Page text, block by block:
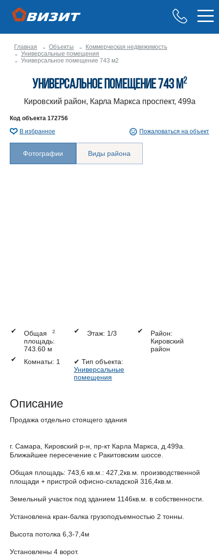
Главная Объекты
Коммерческая недвижимость
Универсальные помещения
Универсальное помещение 743 м2
Универсальное помещение 743 м2
Кировский район, Карла Маркса проспект, 499а
Код объекта 172756
В избранное
Пожаловаться на объект
Фотографии Виды района
✔
Общая
площадь:
743.60 м
2 ✔ Этаж: 1/3 ✔
Район:
Кировский
район
✔
Комнаты: 1 ✔ Тип объекта:
Универсальные
помещения
Описание
Продажа отдельно стоящего здания
г. Самара, Кировский р-н, пр-кт Карла Маркса, д.499а.
Ближайшее пересечение с Ракитовским шоссе.
Общая площадь: 743,6 кв.м.: 427,2кв.м. производственной
площади + пристрой офисно-складской 316,4кв.м.
Земельный участок под зданием 1146кв.м. в собственности.
Установлена кран-балка грузоподъемностью 2 тонны.
Высота потолка 6,3-7,4м
Установлены 4 ворот.